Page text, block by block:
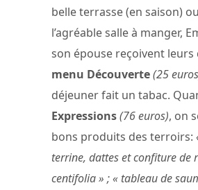
belle terrasse (en saison)
l’agréable salle à manger,
son épouse reçoivent leurs
menu Découverte(25
déjeuner fait un tabac.
Expressions(76 euros), on
bons produits des terroirs:
terrine, dattes et confiture de
centifolia » ; « tableau de